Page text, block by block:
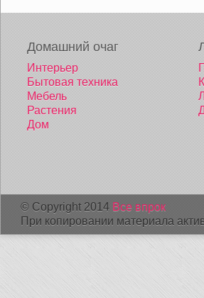
Домашний очаг
Интерьер
Бытовая техника
Мебель
Растения
Дом
© Copyright 2014 Все впрок
При копировании материала